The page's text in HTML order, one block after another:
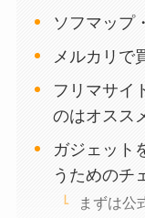
ソフマップ
メルカリで
フリマサイ
のはオスス
ガジェット
うためのチ
まずは公